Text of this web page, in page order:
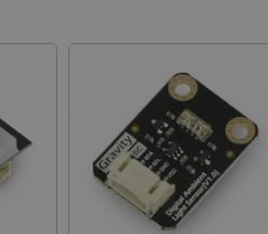
CookieScriptConsent